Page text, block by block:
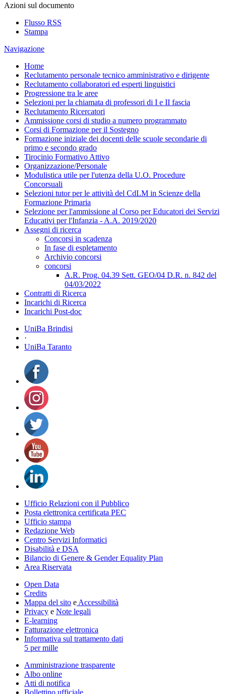
Azioni sul documento
Flusso RSS
Stampa
Navigazione
Home
Reclutamento personale tecnico amministrativo e dirigente
Reclutamento collaboratori ed esperti linguistici
Progressione tra le aree
Selezioni per la chiamata di professori di I e II fascia
Reclutamento Ricercatori
Ammissione corsi di studio a numero programmato
Corsi di Formazione per il Sostegno
Formazione iniziale dei docenti delle scuole secondarie di
primo e secondo grado
Tirocinio Formativo Attivo
Organizzazione/Personale
Modulistica utile per l'utenza della U.O. Procedure
Concorsuali
Selezioni tutor per le attività del CdLM in Scienze della
Formazione Primaria
Selezione per l'ammissione al Corso per Educatori dei Servizi
Educativi per l'Infanzia - A.A. 2019/2020
Assegni di ricerca
Concorsi in scadenza
In fase di espletamento
Archivio concorsi
concorsi
A.R. Prog. 04.39 Sett. GEO/04 D.R. n. 842 del
04/03/2022
Contratti di Ricerca
Incarichi di Ricerca
Incarichi Post-doc
UniBa Brindisi
·
UniBa Taranto
Ufficio Relazioni con il Pubblico
Posta elettronica certificata PEC
Ufficio stampa
Redazione Web
Centro Servizi Informatici
Disabilità e DSA
Bilancio di Genere & Gender Equality Plan
Area Riservata
Open Data
Credits
Mappa del sito e Accessibilità
Privacy e Note legali
E-learning
Fatturazione elettronica
Informativa sul trattamento dati
5 per mille
Amministrazione trasparente
Albo online
Atti di notifica
Bollettino ufficiale